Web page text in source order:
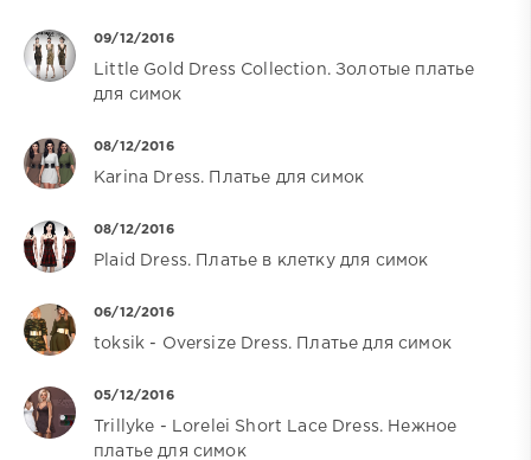
09/12/2016
Little Gold Dress Collection. Золотые платье
для симок
08/12/2016
Karina Dress. Платье для симок
08/12/2016
Plaid Dress. Платье в клетку для симок
06/12/2016
toksik - Oversize Dress. Платье для симок
05/12/2016
Trillyke - Lorelei Short Lace Dress. Нежное
платье для симок